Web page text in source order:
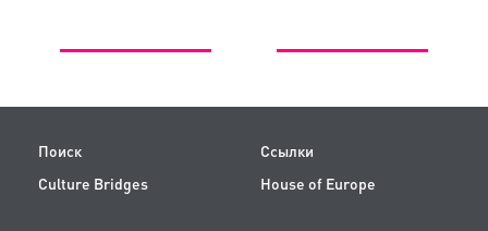
Поиск
Ссылки
Culture Bridges
House of Europe